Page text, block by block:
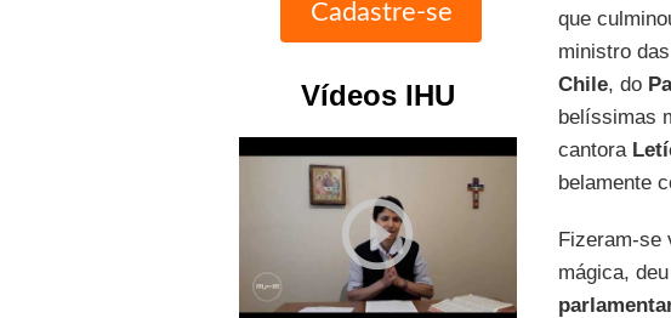
Vídeos IHU
play_circle_outline
que
ministro
Chile, do
belíssimas
cantora
belamente
Fizeram-se
mágica,